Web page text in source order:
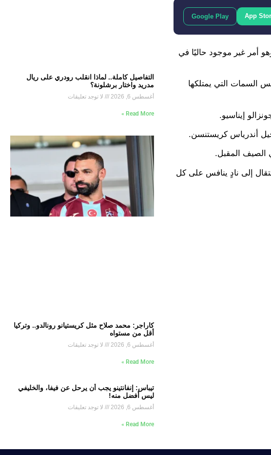
App
Google Play
أمر غير موجود حاليًا في
السمات التي يمتلكها
إيناسيو.
أندرياس كريستنسن.
الصيف المقبل.
إلى نادٍ ينافس على كل
التفاصيل كاملة.. لماذا انقلب رودري على ريال
مدريد واختار برشلونة؟
أغسطس 6, 2026 لا توجد تعليقات
Read More »
كاراجر: محمد صلاح مثل كريستيانو رونالدو.. وتركيا
أقل من مستواه
أغسطس 6, 2026 لا توجد تعليقات
Read More »
تيباس: إنفانتينو يجب أن يرحل عن فيفا، والخليفي
ليس أفضل منه!
أغسطس 6, 2026 لا توجد تعليقات
Read More »